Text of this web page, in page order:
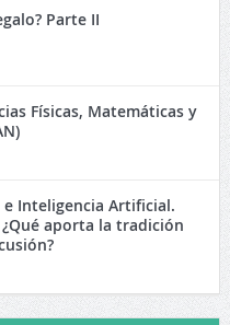
Parte II
Físicas, Matemáticas y
e Inteligencia Artificial.
aporta la tradición